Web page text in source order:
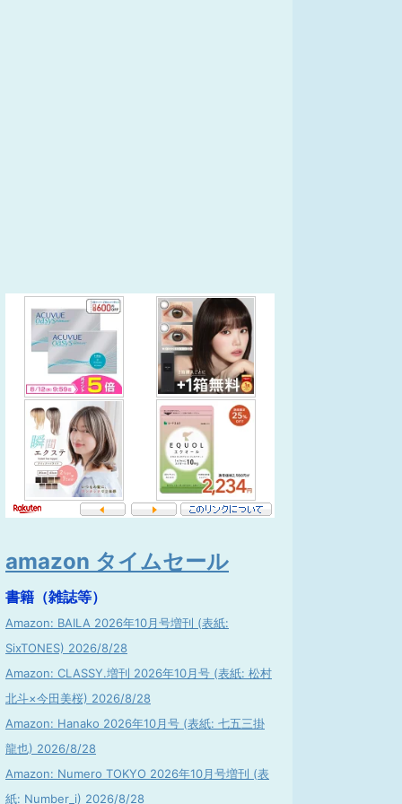
amazon タイムセール
書籍（雑誌等）
Amazon: BAILA 2026年10月号増刊 (表紙:
SixTONES) 2026/8/28
Amazon: CLASSY.増刊 2026年10月号 (表紙: 松村
北斗×今田美桜) 2026/8/28
Amazon: Hanako 2026年10月号 (表紙: 七五三掛
龍也) 2026/8/28
Amazon: Numero TOKYO 2026年10月号増刊 (表
紙: Number_i) 2026/8/28